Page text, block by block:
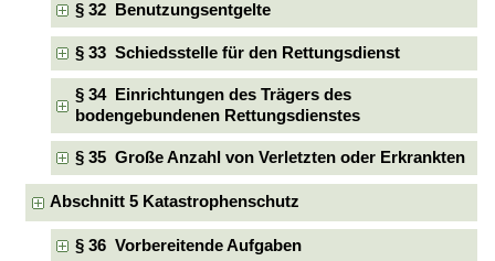
§ 32 Benutzungsentgelte
§ 33 Schiedsstelle für den Rettungsdienst
§ 34 Einrichtungen des Trägers des
bodengebundenen Rettungsdienstes
§ 35 Große Anzahl von Verletzten oder Erkrankten
Abschnitt 5 Katastrophenschutz
§ 36 Vorbereitende Aufgaben